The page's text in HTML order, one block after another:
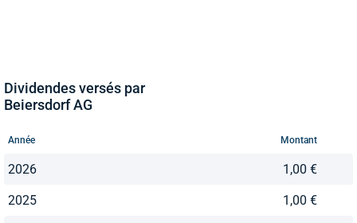
Dividendes versés par
Beiersdorf AG
Année Montant
2026 1,00 €
2025 1,00 €